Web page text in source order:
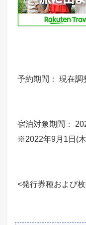
予約期間： 現在調
宿泊対象期間：
※2022年9月1日(
<発行券種および